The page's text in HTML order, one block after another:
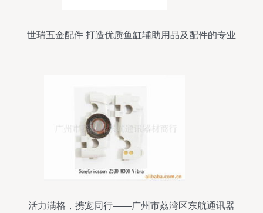
世瑞五金配件 打造优质鱼缸辅助用品及配件的专业
活力满格，携宠同行——广州市荔湾区东航通讯器